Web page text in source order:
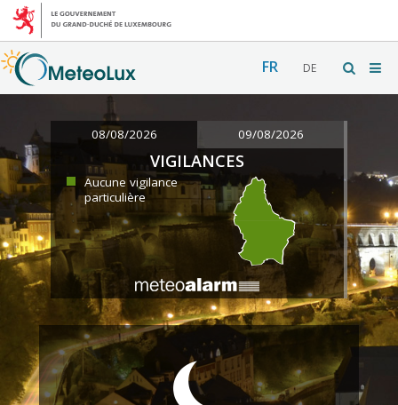
FR DE
08/08/2026 09/08/2026
VIGILANCES
Aucune vigilance
particulière